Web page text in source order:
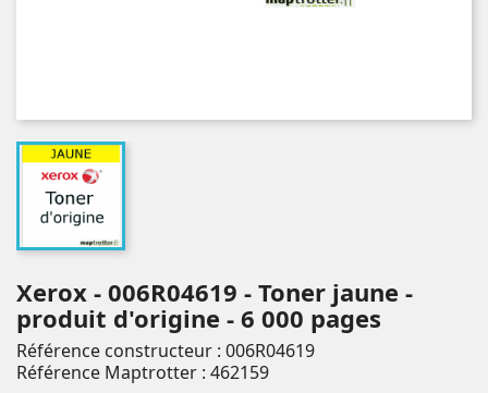
Xerox - 006R04619 - Toner jaune -
produit d'origine - 6 000 pages
Référence constructeur : 006R04619
Référence Maptrotter : 462159